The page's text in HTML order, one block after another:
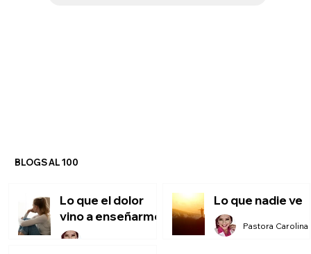
BLOGS AL 100
Lo que el dolor
vino a enseñarme
Lo que nadie ve